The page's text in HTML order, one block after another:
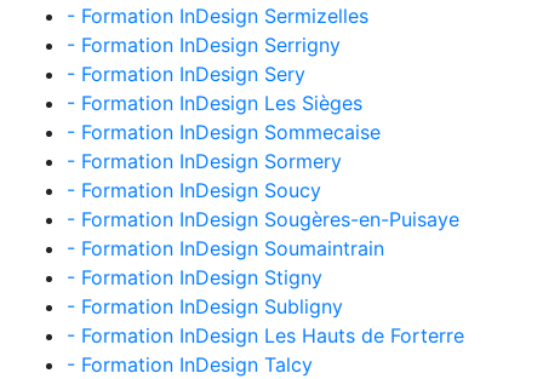
- Formation InDesign Sermizelles
- Formation InDesign Serrigny
- Formation InDesign Sery
- Formation InDesign Les Sièges
- Formation InDesign Sommecaise
- Formation InDesign Sormery
- Formation InDesign Soucy
- Formation InDesign Sougères-en-Puisaye
- Formation InDesign Soumaintrain
- Formation InDesign Stigny
- Formation InDesign Subligny
- Formation InDesign Les Hauts de Forterre
- Formation InDesign Talcy